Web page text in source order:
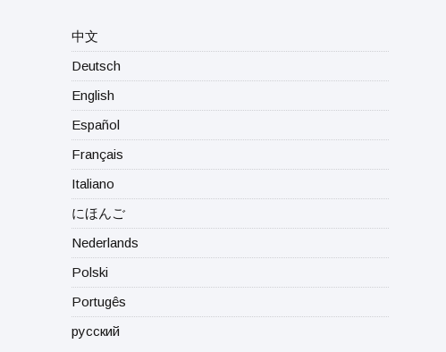
中文
Deutsch
English
Español
Français
Italiano
にほんご
Nederlands
Polski
Portugês
русский